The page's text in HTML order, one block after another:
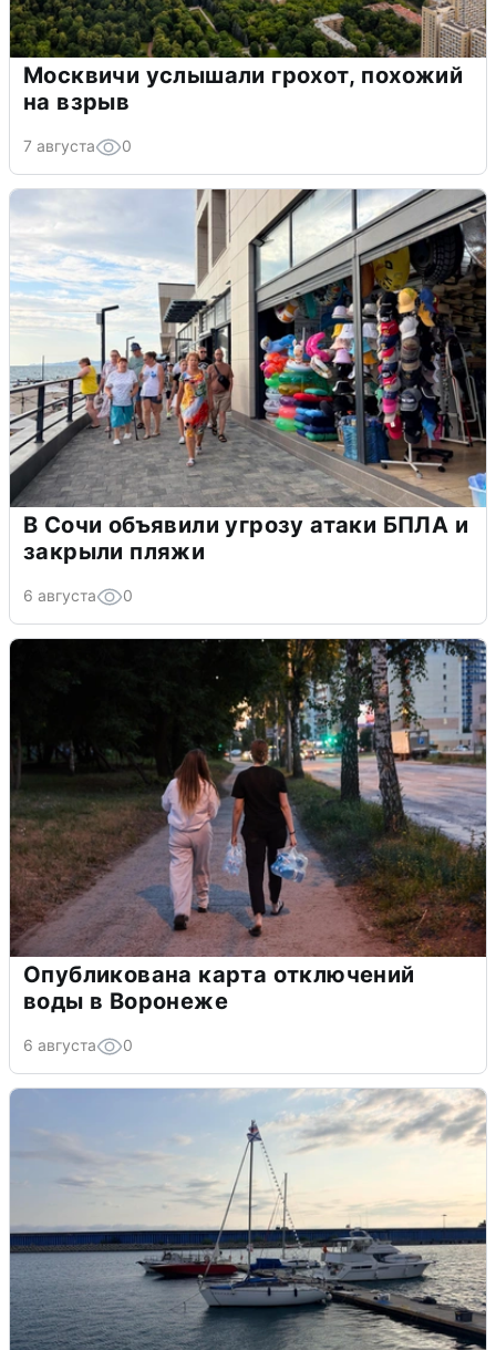
Москвичи услышали грохот, похожий
на взрыв
7 августа 0
В Сочи объявили угрозу атаки БПЛА и
закрыли пляжи
6 августа 0
Опубликована карта отключений
воды в Воронеже
6 августа 0